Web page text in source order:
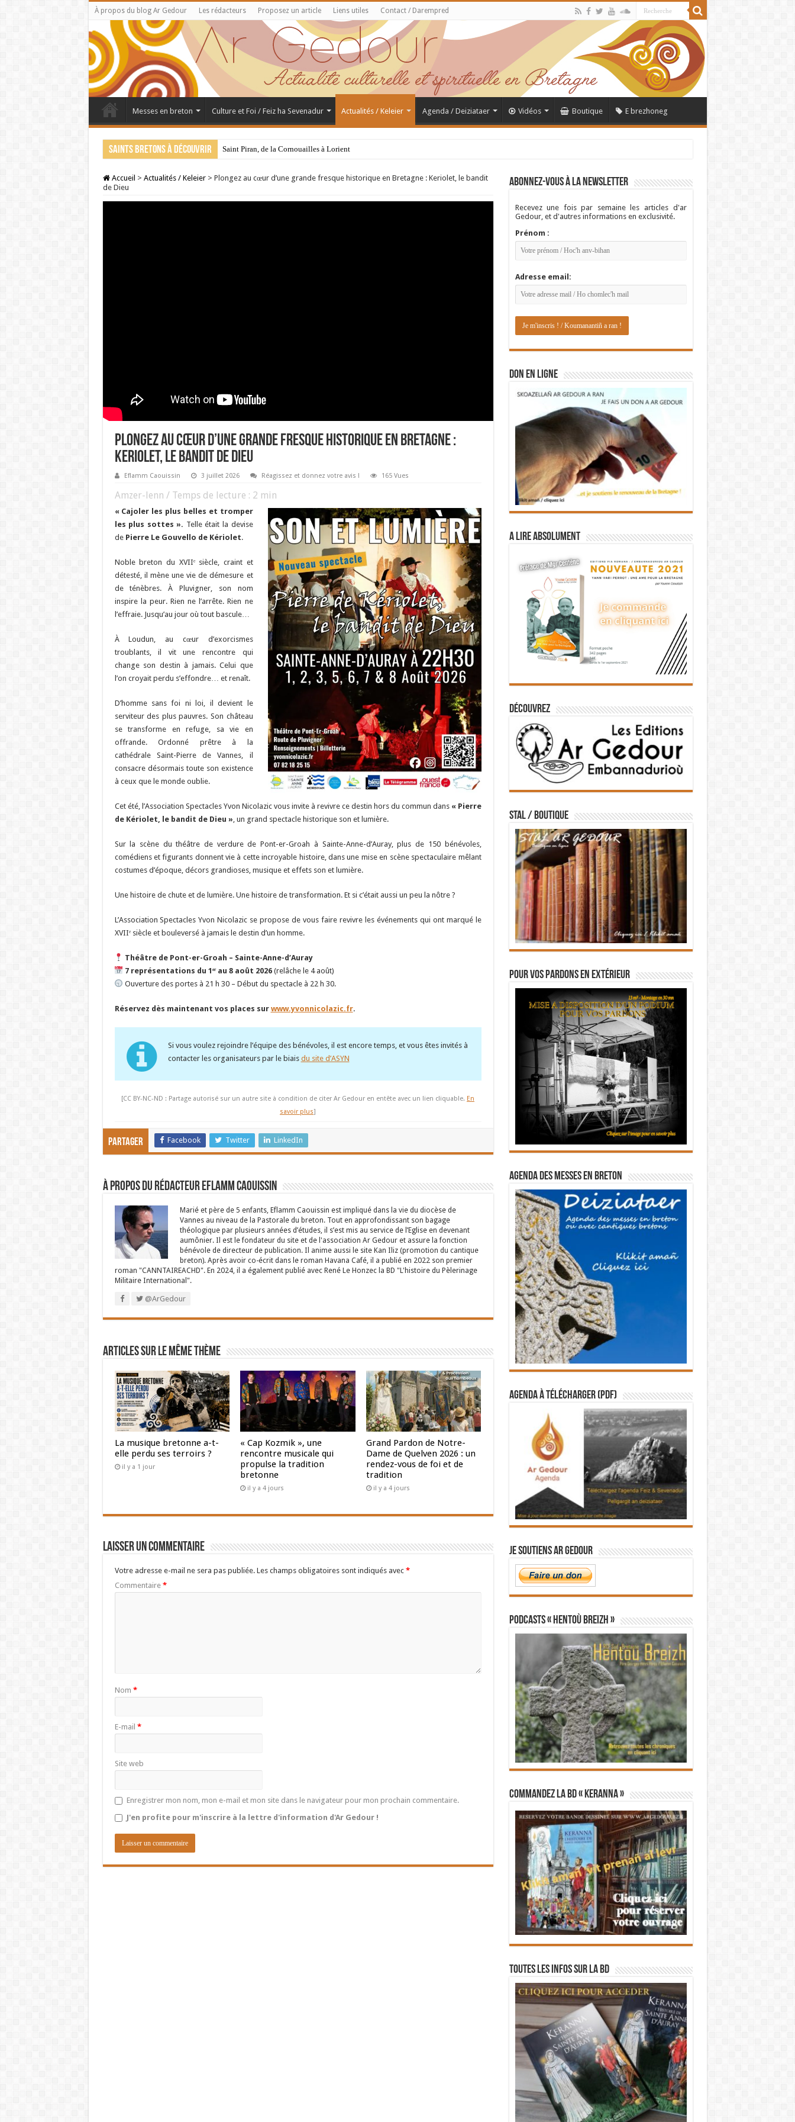
À propos du blog Ar Gedour Les rédacteurs Proposez un article Liens utiles Contact / Darempred
Messes en breton Culture et Foi / Feiz ha Sevenadur Actualités / Keleier Agenda / Deiziataer Vidéos Boutique E brezhoneg
Saints bretons à découvrir Saint Piran, de la Cornouailles à Lorient
Accueil > Actualités / Keleier > Plongez au cœur d’une grande fresque historique en Bretagne : Keriolet, le bandit
de Dieu
Plongez au cœur d’une grande fresque historique en Bretagne :
Keriolet, le bandit de Dieu
Eflamm Caouissin 3 juillet 2026 Réagissez et donnez votre avis ! 165 Vues
Amzer-lenn / Temps de lecture : 2 min
« Cajoler les plus belles et tromper
les plus sottes ». Telle était la devise
de Pierre Le Gouvello de Kériolet.
Noble breton du XVIIᵉ siècle, craint et
détesté, il mène une vie de démesure et
de ténèbres. À Pluvigner, son nom
inspire la peur. Rien ne l’arrête. Rien ne
l’effraie. Jusqu’au jour où tout bascule…
À Loudun, au cœur d’exorcismes
troublants, il vit une rencontre qui
change son destin à jamais. Celui que
l’on croyait perdu s’effondre… et renaît.
D’homme sans foi ni loi, il devient le
serviteur des plus pauvres. Son château
se transforme en refuge, sa vie en
offrande. Ordonné prêtre à la
cathédrale Saint-Pierre de Vannes, il
consacre désormais toute son existence
à ceux que le monde oublie.
Cet été, l’Association Spectacles Yvon Nicolazic vous invite à revivre ce destin hors du commun dans « Pierre
de Kériolet, le bandit de Dieu », un grand spectacle historique son et lumière.
Sur la scène du théâtre de verdure de Pont-er-Groah à Sainte-Anne-d’Auray, plus de 150 bénévoles,
comédiens et figurants donnent vie à cette incroyable histoire, dans une mise en scène spectaculaire mêlant
costumes d’époque, décors grandioses, musique et effets son et lumière.
Une histoire de chute et de lumière. Une histoire de transformation. Et si c’était aussi un peu la nôtre ?
L’Association Spectacles Yvon Nicolazic se propose de vous faire revivre les événements qui ont marqué le
XVIIᵉ siècle et bouleversé à jamais le destin d’un homme.
Théâtre de Pont-er-Groah – Sainte-Anne-d’Auray
7 représentations du 1ᵉʳ au 8 août 2026 (relâche le 4 août)
Ouverture des portes à 21 h 30 – Début du spectacle à 22 h 30.
Réservez dès maintenant vos places sur www.yvonnicolazic.fr.
Si vous voulez rejoindre l’équipe des bénévoles, il est encore temps, et vous êtes invités à
contacter les organisateurs par le biais du site d’ASYN
[CC BY-NC-ND : Partage autorisé sur un autre site à condition de citer Ar Gedour en entête avec un lien cliquable. En
savoir plus]
Partager Facebook Twitter LinkedIn
À propos du rédacteur Eflamm Caouissin
Marié et père de 5 enfants, Eflamm Caouissin est impliqué dans la vie du diocèse de
Vannes au niveau de la Pastorale du breton. Tout en approfondissant son bagage
théologique par plusieurs années d’études, il s’est mis au service de l’Eglise en devenant
aumônier. Il est le fondateur du site et de l'association Ar Gedour et assure la fonction
bénévole de directeur de publication. Il anime aussi le site Kan Iliz (promotion du cantique
breton). Après avoir co-écrit dans le roman Havana Café, il a publié en 2022 son premier
roman "CANNTAIREACHD". En 2024, il a également publié avec René Le Honzec la BD "L'histoire du Pèlerinage
Militaire International".
@ArGedour
Articles sur le même thème
La musique bretonne a-t-
elle perdu ses terroirs ?
il y a 1 jour
« Cap Kozmik », une
rencontre musicale qui
propulse la tradition
bretonne
il y a 4 jours
Grand Pardon de Notre-
Dame de Quelven 2026 : un
rendez-vous de foi et de
tradition
il y a 4 jours
Laisser un commentaire
Votre adresse e-mail ne sera pas publiée. Les champs obligatoires sont indiqués avec *
Commentaire *
Nom *
E-mail *
Site web
Enregistrer mon nom, mon e-mail et mon site dans le navigateur pour mon prochain commentaire.
J'en profite pour m'inscrire à la lettre d'information d'Ar Gedour !
Abonnez-vous à la newsletter
Recevez une fois par semaine les articles d'ar
Gedour, et d'autres informations en exclusivité.
Prénom :
Adresse email:
DON EN LIGNE
A lire absolument
Découvrez
STAL / BOUTIQUE
Pour vos pardons en extérieur
Agenda des messes en breton
Agenda à télécharger (PDF)
Je soutiens Ar Gedour
PODCASTS « Hentoù Breizh »
Commandez la BD « Keranna »
Toutes les infos sur la BD